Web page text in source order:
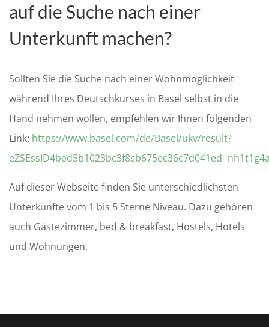
auf die Suche nach einer
Unterkunft machen?
Sollten Sie die Suche nach einer Wohnmöglichkeit
während Ihres Deutschkurses in Basel selbst in die
Hand nehmen wollen, empfehlen wir Ihnen folgenden
Link: https://www.basel.com/de/Basel/ukv/result?
Auf dieser Webseite finden Sie unterschiedlichsten
Unterkünfte vom 1 bis 5 Sterne Niveau. Dazu gehören
auch Gästezimmer, bed & breakfast, Hostels, Hotels
und Wohnungen.